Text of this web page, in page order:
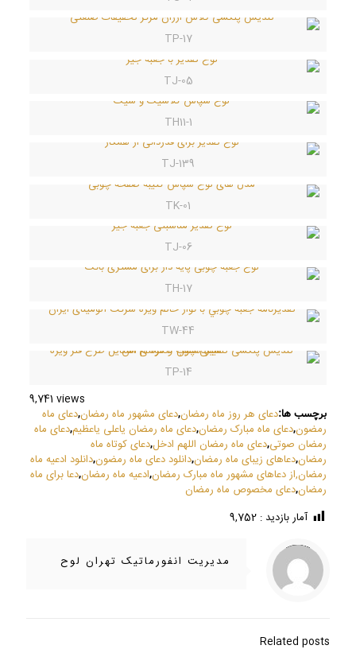
TP-17
TJ-05
TH11-1
TJ-139
TK-01
TJ-06
TH-17
TW-44
TP-14
9,741 views
برچسب ها:دعای هر روز ماه رمضان,دعای مشهور ماه رمضان,دعای ماه
رمضون,دعای ماه مبارک رمضان,دعای ماه رمضان یاعلی یاعظیم,دعای ماه
رمضان صوتی,دعای ماه رمضان اللهم ادخل,دعای کوتاه ماه
رمضان,دعاهای زیبای ماه رمضان,دانلود دعای ماه رمضون,دانلود ادعیه ماه
رمضان,از دعاهای مشهور ماه مبارک رمضان,ادعیه ماه رمضان,دعا برای ماه
رمضان,دعای مخصوص ماه رمضان
آمار بازدید : 9,752
Warning
/home/ifapasar/tehranloh1.ir/wp-content/themes/betheme-2196/includes/content-single.php
on line
286
مدیریت انفورماتیک تهران لوح
Related posts